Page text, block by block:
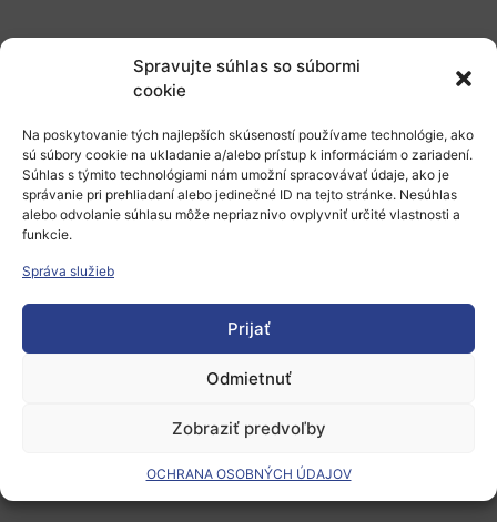
Spravujte súhlas so súbormi
cookie
Na poskytovanie tých najlepších skúseností používame technológie, ako
sú súbory cookie na ukladanie a/alebo prístup k informáciám o zariadení.
Súhlas s týmito technológiami nám umožní spracovávať údaje, ako je
správanie pri prehliadaní alebo jedinečné ID na tejto stránke. Nesúhlas
alebo odvolanie súhlasu môže nepriaznivo ovplyvniť určité vlastnosti a
funkcie.
Správa služieb
Prijať
Odmietnuť
Zobraziť predvoľby
OCHRANA OSOBNÝCH ÚDAJOV
Európsky výskumný priestor
Oblasti našej podpory
Odber noviniek
úniou v rámci Programu Slovensko. Portál
informácií SR“